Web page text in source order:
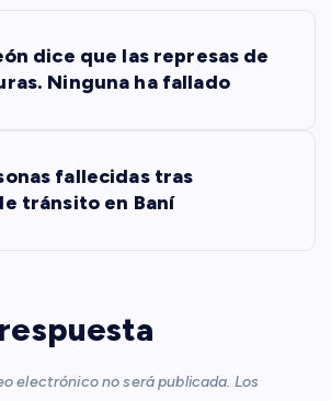
dice que las represas de
Ninguna ha fallado
fallecidas tras
tránsito en Baní
electrónico no será publicada. Los